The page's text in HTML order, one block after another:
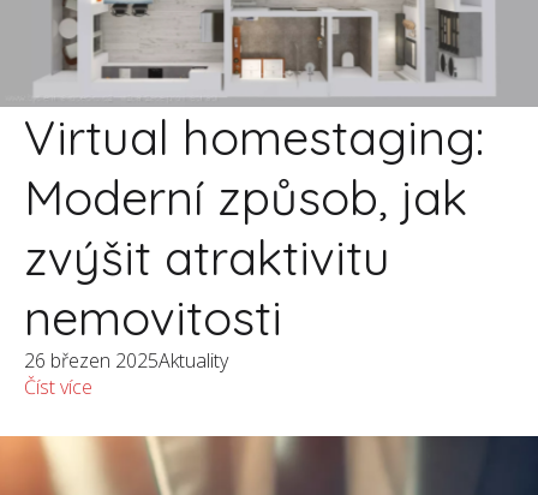
Virtual homestaging:
Moderní způsob, jak
zvýšit atraktivitu
nemovitosti
26 březen 2025Aktuality
Číst více